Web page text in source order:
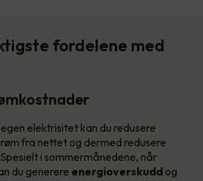
fordelene med
elektrisitet kan du redusere
fra nettet og dermed redusere
i sommermånedene, når
du generere energioverskudd og